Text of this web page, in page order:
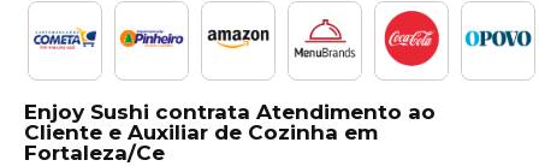
Enjoy Sushi contrata Atendimento ao
Cliente e Auxiliar de Cozinha em
Fortaleza/Ce